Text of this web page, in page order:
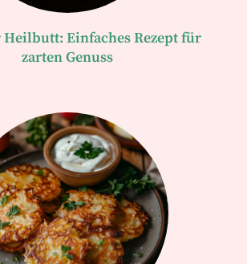
Heilbutt: Einfaches Rezept für
zarten Genuss